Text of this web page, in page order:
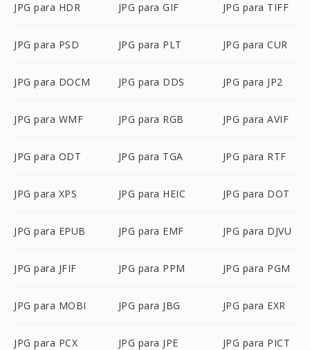
JPG para HDR JPG para GIF JPG para TIFF
JPG para PSD JPG para PLT JPG para CUR
JPG para DOCM JPG para DDS JPG para JP2
JPG para WMF JPG para RGB JPG para AVIF
JPG para ODT JPG para TGA JPG para RTF
JPG para XPS JPG para HEIC JPG para DOT
JPG para EPUB JPG para EMF JPG para DJVU
JPG para JFIF JPG para PPM JPG para PGM
JPG para MOBI JPG para JBG JPG para EXR
JPG para PCX JPG para JPE JPG para PICT